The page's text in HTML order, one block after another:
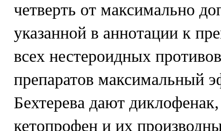
четверть от максимально
указанной в аннотации к
всех нестероидных
препаратов максимальный
Бехтерева дают
кетопрофен и их